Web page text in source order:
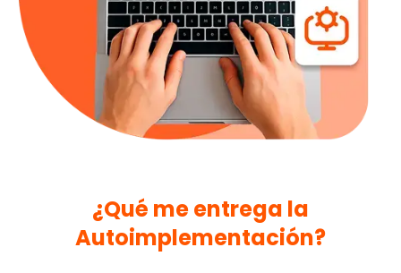
¿Qué me entrega la
Autoimplementación?